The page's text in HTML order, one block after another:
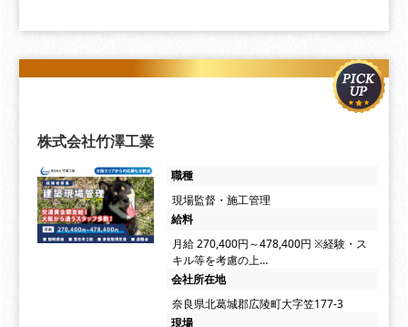
株式会社竹澤工業
職種
現場監督・施工管理
給料
月給 270,400円～478,400円 ※経験・ス
キル等を考慮の上…
会社所在地
奈良県北葛城郡広陵町大字笠177-3
現場